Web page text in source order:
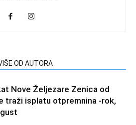
OD AUTORA
Nove Željezare Zenica od
traži isplatu otpremnina -rok,